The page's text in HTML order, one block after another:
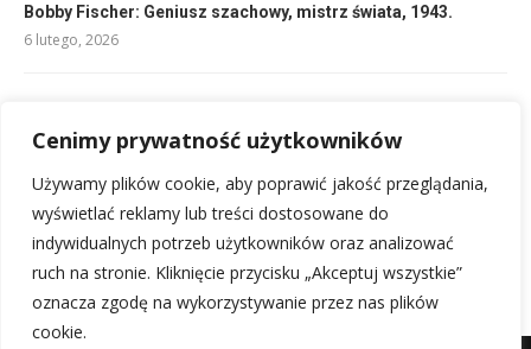
Cenimy prywatność użytkowników
Używamy plików cookie, aby poprawić jakość przeglądania,
wyświetlać reklamy lub treści dostosowane do
indywidualnych potrzeb użytkowników oraz analizować
ruch na stronie. Kliknięcie przycisku „Akceptuj wszystkie”
oznacza zgodę na wykorzystywanie przez nas plików
cookie.
Bobby Fischer: Geniusz szachowy, mistrz świata, 1943.
6 lutego, 2026
6 lutego, 2026
Ravel: Maurice Ravel – kompozytor fortepianowy.
6 lutego, 2026